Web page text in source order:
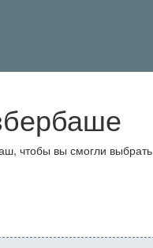
чтобы вы смогли выбрать